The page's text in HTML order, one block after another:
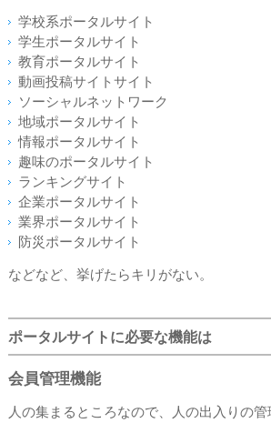
学校系ポータルサイト
学生ポータルサイト
教育ポータルサイト
動画投稿サイトサイト
ソーシャルネットワーク
地域ポータルサイト
情報ポータルサイト
趣味のポータルサイト
ランキングサイト
企業ポータルサイト
業界ポータルサイト
防災ポータルサイト
などなど、挙げたらキリがない。
ポータルサイトに必要な機能は
会員管理機能
人の集まるところなので、人の出入りの